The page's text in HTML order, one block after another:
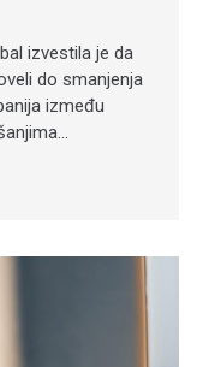
izvestila je da
do smanjenja
između